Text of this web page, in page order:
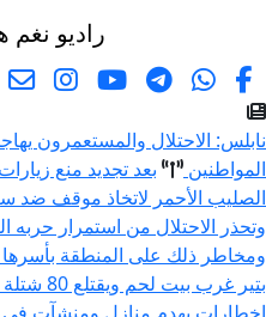
راديو نغم
الاحتلال والمستعمرون
بعد تجديد منع
الأحمر لاتخاذ موقف ضد
الاحتلال من استمرار حربه
ذلك على المنطقة بأسرها
غرب بيت لحم ويقتلع 80 شتلة زيتون ولوزيات